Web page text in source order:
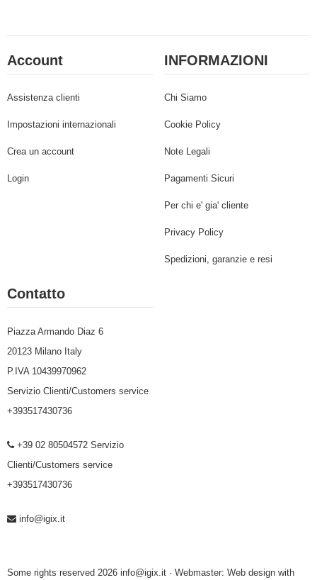
Account
Assistenza clienti
Impostazioni internazionali
Crea un account
Login
INFORMAZIONI
Chi Siamo
Cookie Policy
Note Legali
Pagamenti Sicuri
Per chi e' gia' cliente
Privacy Policy
Spedizioni, garanzie e resi
Contatto
Piazza Armando Diaz 6
20123 Milano Italy
P.IVA 10439970962
Servizio Clienti/Customers service
+393517430736
+39 02 80504572 Servizio
Clienti/Customers service
+393517430736
info@igix.it
Some rights reserved 2026 info@igix.it · Webmaster: Web design with